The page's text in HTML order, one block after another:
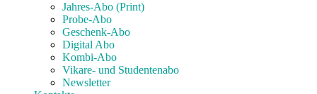
Jahres-Abo (Print)
Probe-Abo
Geschenk-Abo
Digital Abo
Kombi-Abo
Vikare- und Studentenabo
Newsletter